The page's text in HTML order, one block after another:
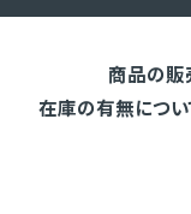
商品の販
在庫の有無につ